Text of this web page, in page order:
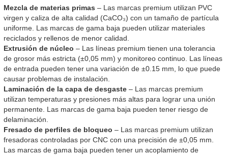
Mezcla de materias primas – Las marcas premium utilizan PVC
virgen y caliza de alta calidad (CaCO₃) con un tamaño de partícula
uniforme. Las marcas de gama baja pueden utilizar materiales
reciclados y rellenos de menor calidad.
Extrusión de núcleo – Las líneas premium tienen una tolerancia
de grosor más estricta (±0,05 mm) y monitoreo continuo. Las líneas
de entrada pueden tener una variación de ±0.15 mm, lo que puede
causar problemas de instalación.
Laminación de la capa de desgaste – Las marcas premium
utilizan temperaturas y presiones más altas para lograr una unión
permanente. Las marcas de gama baja pueden tener riesgo de
delaminación.
Fresado de perfiles de bloqueo – Las marcas premium utilizan
fresadoras controladas por CNC con una precisión de ±0,05 mm.
Las marcas de gama baja pueden tener un acoplamiento de